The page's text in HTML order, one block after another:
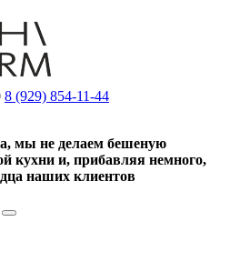
8 (929) 854-11-44
мы не делаем бешеную
кухни и, прибавляя немного,
наших клиентов